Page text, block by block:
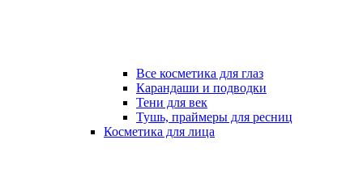
Все косметика для глаз
Карандаши и подводки
Тени для век
Тушь, праймеры для ресниц
Косметика для лица